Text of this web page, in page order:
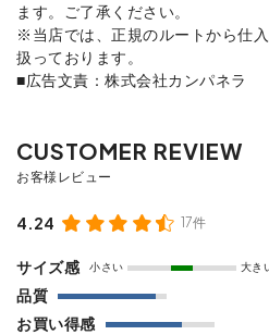
ます。ご了承ください。
※当店では、正規のルートから仕
扱っております。
■広告文責：株式会社カンパネラ
4.24 17件
サイズ感 小さい 大き
品質
お買い得感